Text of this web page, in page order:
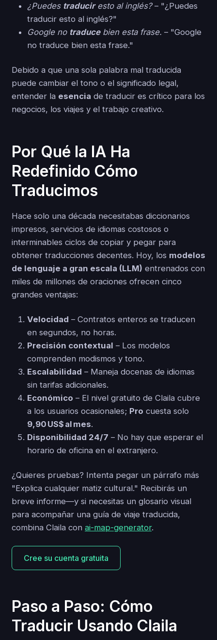
¿Puedes traduciresto al inglés?– "¿Puedes
traducir esto al inglés?"
Google no traducebien esta frase. – "Google
no traduce bien esta frase."
Debido a que una sola palabra mal traducida
puede cambiar el tono o el significado legal,
entender la esencia de traducir es crítico para los
negocios, los viajes y el trabajo creativo.
Por Qué la IA Ha
Redefinido Cómo
Traducimos
Hace solo una década necesitabas diccionarios
impresos, servicios de idiomas costosos o
interminables ciclos de copiar y pegar para
obtener traducciones decentes. Hoy, los modelos
de lenguaje a gran escala (LLM) entrenados con
miles de millones de oraciones ofrecen cinco
grandes ventajas:
Velocidad – Contratos enteros se traducen
en segundos, no horas.
Precisión contextual – Los modelos
comprenden modismos y tono.
Escalabilidad – Maneja docenas de idiomas
sin tarifas adicionales.
Económico – El nivel gratuito de Claila cubre
a los usuarios ocasionales; Pro cuesta solo
9,90 US$ al mes.
Disponibilidad 24/7 – No hay que esperar el
horario de oficina en el extranjero.
¿Quieres pruebas? Intenta pegar un párrafo más
"Explica cualquier matiz cultural." Recibirás un
breve informe—y si necesitas un glosario visual
para acompañar una guía de viaje traducida,
combina Claila con ai-map-generator.
Cree su cuenta gratuita
Paso a Paso: Cómo
Traducir Usando Claila